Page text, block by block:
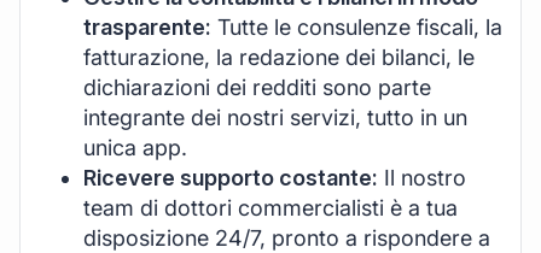
trasparente: Tutte le consulenze fiscali, la
fatturazione, la redazione dei bilanci, le
dichiarazioni dei redditi sono parte
integrante dei nostri servizi, tutto in un
unica app.
Ricevere supporto costante: Il nostro
team di dottori commercialisti è a tua
disposizione 24/7, pronto a rispondere a